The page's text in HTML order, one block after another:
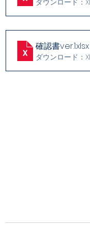
ダウンロード：
確認書ver.1.xlsx
ダウンロード：